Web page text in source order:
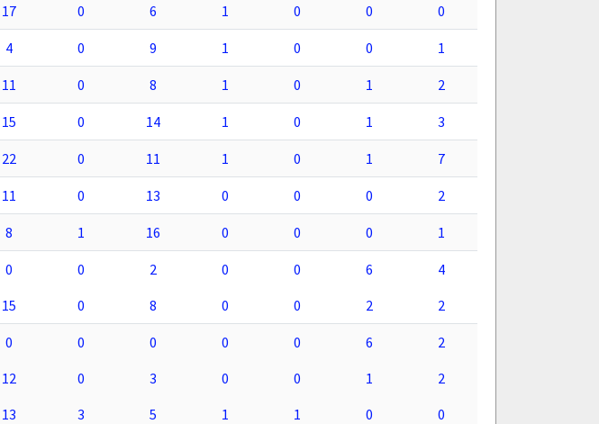
17 0 6 1 0 0 0
4 0 9 1 0 0 1
11 0 8 1 0 1 2
15 0 14 1 0 1 3
22 0 11 1 0 1 7
11 0 13 0 0 0 2
8 1 16 0 0 0 1
0 0 2 0 0 6
4
15 0 8 0 0 2 2
0 0 0 0 0 6
2
12 0 3 0 0 1
2
13 3 5 1 1 0 0